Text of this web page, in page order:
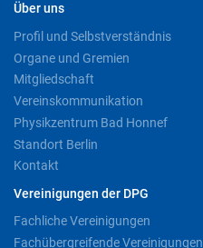
Über uns
Profil und Selbstverständnis
Organe und Gremien
Mitgliedschaft
Vereinskommunikation
Physikzentrum Bad Honnef
Standort Berlin
Kontakt
Vereinigungen der DPG
Fachliche Vereinigungen
Fachübergreifende Vereinigungen